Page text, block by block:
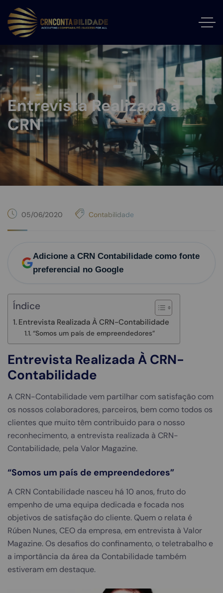
Entrevista Realizada à
CRN
05/06/2020 Contabilidade
Adicione a CRN Contabilidade como fonte
preferencial no Google
Índice
Entrevista Realizada À CRN-Contabilidade
“Somos um país de empreendedores”
Entrevista Realizada À CRN-
Contabilidade
A CRN-Contabilidade vem partilhar com satisfação com
os nossos colaboradores, parceiros, bem como todos os
clientes que muito têm contribuido para o nosso
reconhecimento, a entrevista realizada à CRN-
Contabilidade, pela Valor Magazine.
“Somos um país de empreendedores”
A CRN Contabilidade nasceu há 10 anos, fruto do
empenho de uma equipa dedicada e focada nos
objetivos de satisfação do cliente. Quem o relata é
Rúben Nunes, CEO da empresa, em entrevista à Valor
Magazine. Os desafios do confinamento, o teletrabalho e
a importância da área da Contabilidade também
estiveram em destaque.